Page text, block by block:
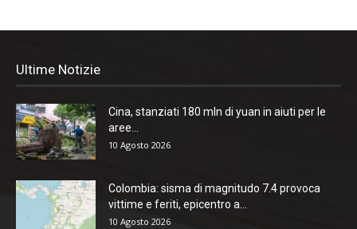
Ultime Notizie
Cina, stanziati 180 mln di yuan in aiuti per le
aree...
10 Agosto 2026
Colombia: sisma di magnitudo 7.4 provoca
vittime e feriti, epicentro a...
10 Agosto 2026